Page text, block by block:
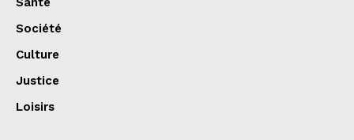
Société
Culture
Justice
Loisirs